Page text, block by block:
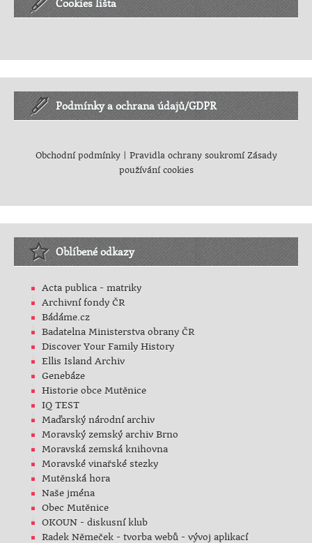
Podmínky a ochrana údajů/GDPR
Obchodní podmínky| Pravidla ochrany soukromí Zásady
používání cookies
Oblíbené odkazy
Acta publica - matriky
Archivní fondy ČR
Bádáme.cz
Badatelna Ministerstva obrany ČR
Discover Your Family History
Ellis Island Archiv
Genebáze
Historie obce Mutěnice
IQ TEST
Maďarský národní archiv
Moravský zemský archiv Brno
Moravská zemská knihovna
Moravské vinařské stezky
Mutěnská hora
Naše jména
Obec Mutěnice
OKOUN - diskusní klub
Radek Němeček - tvorba webů - vývoj aplikací